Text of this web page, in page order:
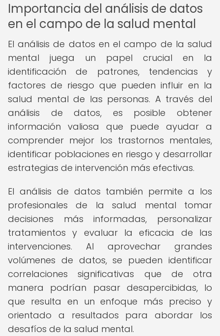
Importancia del análisis de datos
en el campo de la salud mental
El análisis de datos en el campo de la salud
mental juega un papel crucial en la
identificación de patrones, tendencias y
factores de riesgo que pueden influir en la
salud mental de las personas. A través del
análisis de datos, es posible obtener
información valiosa que puede ayudar a
comprender mejor los trastornos mentales,
identificar poblaciones en riesgo y desarrollar
estrategias de intervención más efectivas.
El análisis de datos también permite a los
profesionales de la salud mental tomar
decisiones más informadas, personalizar
tratamientos y evaluar la eficacia de las
intervenciones. Al aprovechar grandes
volúmenes de datos, se pueden identificar
correlaciones significativas que de otra
manera podrían pasar desapercibidas, lo
que resulta en un enfoque más preciso y
orientado a resultados para abordar los
desafíos de la salud mental.